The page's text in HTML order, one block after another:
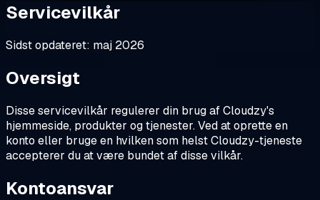
Servicevilkår
Sidst opdateret: maj 2026
Oversigt
Disse servicevilkår regulerer din brug af Cloudzy's
hjemmeside, produkter og tjenester. Ved at oprette en
konto eller bruge en hvilken som helst Cloudzy-tjeneste
accepterer du at være bundet af disse vilkår.
Kontoansvar